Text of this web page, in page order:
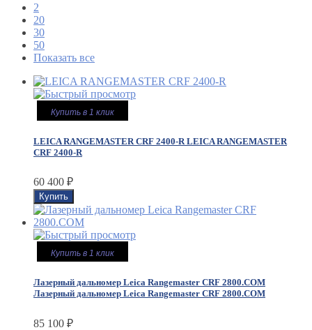
2
20
30
50
Показать все
Купить в 1 клик
LEICA RANGEMASTER CRF 2400-R LEICA RANGEMASTER
CRF 2400-R
60 400 ₽
Купить в 1 клик
Лазерный дальномер Leica Rangemaster CRF 2800.COM
Лазерный дальномер Leica Rangemaster CRF 2800.COM
85 100 ₽